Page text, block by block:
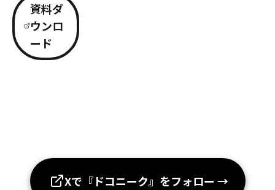
資料ダ
ウンロ
ード
Xで『ドコニーク』をフォロー →